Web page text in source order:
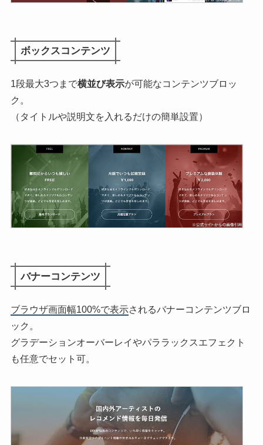
ボックスコンテンツ
1段最大3つまで横並び表示が可能なコンテンツブロッ
ク。
（タイトルや説明文を入れるだけの簡単設置）
バナーコンテンツ
ブラウザ画面幅100%で表示されるバナーコンテンツブロ
ック。
グラデーションオーバーレイやパララックスエフェクト
も任意でセット可。